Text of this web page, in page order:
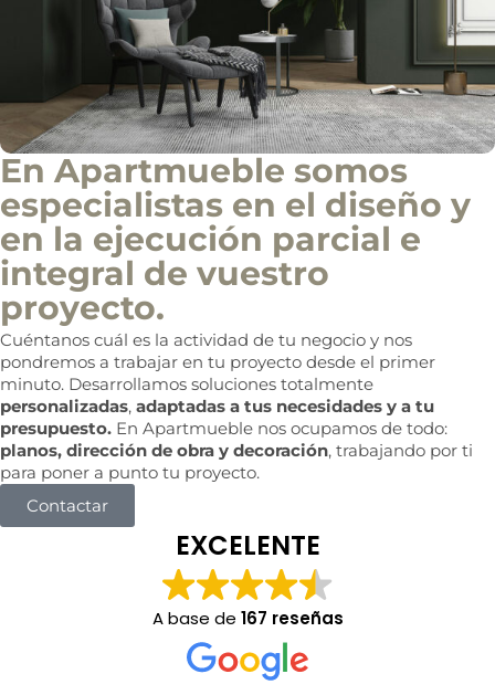
En Apartmueble somos
especialistas en el diseño y
en la ejecución parcial e
integral de vuestro
proyecto.
Cuéntanos cuál es la actividad de tu negocio y nos
pondremos a trabajar en tu proyecto desde el primer
minuto. Desarrollamos soluciones totalmente
personalizadas, adaptadas a tus necesidades y a tu
presupuesto. En Apartmueble nos ocupamos de todo:
planos, dirección de obra y decoración, trabajando por ti
para poner a punto tu proyecto.
Contactar
EXCELENTE
A base de 167 reseñas